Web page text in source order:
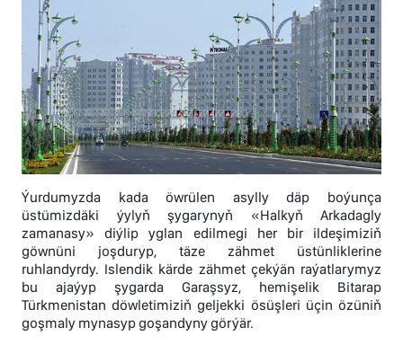
Ýurdumyzda kada öwrülen asylly däp boýunça
üstümizdäki ýylyň şygarynyň «Halkyň Arkadagly
zamanasy» diýlip yglan edilmegi her bir ildeşimiziň
göwnüni joşduryp, täze zähmet üstünliklerine
ruhlandyrdy. Islendik kärde zähmet çekýän raýatlarymyz
bu ajaýyp şygarda Garaşsyz, hemişelik Bitarap
Türkmenistan döwletimiziň geljekki ösüşleri üçin özüniň
goşmaly mynasyp goşandyny görýär.